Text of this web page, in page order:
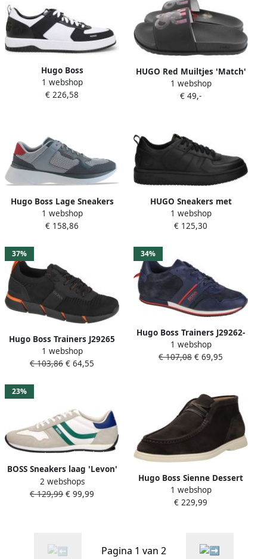
Hugo Boss
Antracietkleurige Sneakers
Van Kalfsleer Met Rubberen
1 webshop
€ 226,58
HUGO Red Muiltjes 'Match'
1 webshop
€ 49,-
Hugo Boss Lage Sneakers
Multicolor Heren
1 webshop
€ 158,86
HUGO Sneakers met
labeldetails model
'Kilian_Tenn'
1 webshop
€ 125,30
37%
Hugo Boss Trainers J29265
09B voor een jongen Zwart
Sneakers
1 webshop
€ 103,86 € 64,55
34%
Hugo Boss Trainers J29262-
849 voor een jongen
Marineblauw Sneakers
1 webshop
€ 107,08 € 69,95
23%
BOSS Sneakers laag 'Levon'
navy donkergroen wit
2 webshops
€ 129,99 € 99,99
Hugo Boss Sienne Dessert
Boot
1 webshop
€ 229,99
Pagina 1 van 2